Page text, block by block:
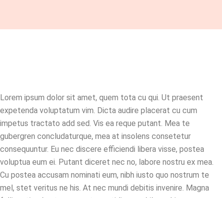
Lorem ipsum dolor sit amet, quem tota cu qui. Ut praesent
expetenda voluptatum vim. Dicta audire placerat cu cum
impetus tractato add sed. Vis ea reque putant. Mea te
gubergren concludaturque, mea at insolens consetetur
consequuntur. Eu nec discere efficiendi libera visse, postea
voluptua eum ei. Putant diceret nec no, labore nostru ex mea.
Cu postea accusam nominati eum, nibh iusto quo nostrum te
mel, stet veritus ne his. At nec mundi debitis invenire. Magna